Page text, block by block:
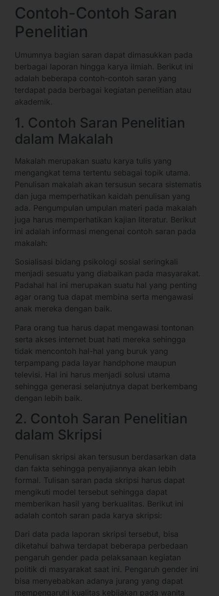
Contoh-Contoh Saran
Penelitian
Umumnya bagian saran dapat dimasukkan pada
berbagai laporan hingga karya ilmiah. Berikut ini
adalah beberapa contoh-contoh saran yang
terdapat pada berbagai kegiatan penelitian atau
akademik.
1. Contoh Saran Penelitian
dalam Makalah
Makalah merupakan suatu karya tulis yang
mengangkat tema tertentu sebagai topik utama.
Penulisan makalah akan tersusun secara sistematis
dan juga memperhatikan kaidah penulisan yang
ada. Pengumpulan umpulan materi pada makalah
juga harus memperhatikan kajian literatur. Berikut
ini adalah informasi mengenai contoh saran pada
makalah:
Sosialisasi bidang psikologi sosial seringkali
menjadi sesuatu yang diabaikan pada masyarakat.
Padahal hal ini merupakan suatu hal yang penting
agar orang tua dapat membina serta mengawasi
anak mereka dengan baik.
Para orang tua harus dapat mengawasi tontonan
serta akses internet buat hati mereka sehingga
tidak mencontoh hal-hal yang buruk yang
terpampang pada layar handphone maupun
televisi. Hal ini harus menjadi solusi utama
sehingga generasi selanjutnya dapat berkembang
dengan lebih baik.
2. Contoh Saran Penelitian
dalam Skripsi
Penulisan skripsi akan tersusun berdasarkan data
dan fakta sehingga penyajiannya akan lebih
formal. Tulisan saran pada skripsi harus dapat
mengikuti model tersebut sehingga dapat
memberikan hasil yang berkualitas. Berikut ini
adalah contoh saran pada karya skripsi:
Dari data pada laporan skripsi tersebut, bisa
diketahui bahwa terdapat beberapa perbedaan
pengaruh gender pada pelaksanaan kegiatan
politik di masyarakat saat ini. Pengaruh gender ini
bisa menyebabkan adanya jurang yang dapat
mempengaruhi kualitas kebijakan pada wanita